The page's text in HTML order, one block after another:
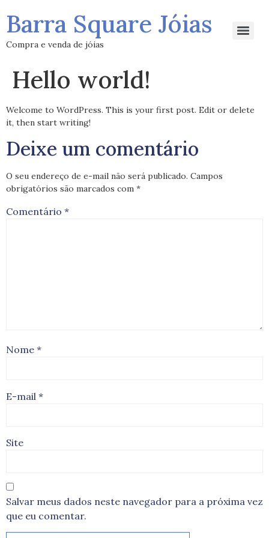
Barra Square Jóias
Compra e venda de jóias
Hello world!
Welcome to WordPress. This is your first post. Edit or delete
it, then start writing!
Deixe um comentário
O seu endereço de e-mail não será publicado. Campos
obrigatórios são marcados com *
Comentário *
Nome *
E-mail *
Site
Salvar meus dados neste navegador para a próxima vez
que eu comentar.